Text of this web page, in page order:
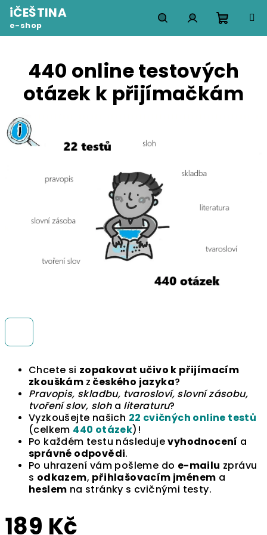
Přejít
na
obsah
iČEŠTINA
e-shop
HledatPřihlášení
košík
Chcete si zopakovat učivo k přijímacím
zkouškám z českého jazyka?
Pravopis, skladbu, tvarosloví, slovní zásobu,
tvoření slov, sloh a literaturu?
Vyzkoušejte našich 22 cvičných online testů
(celkem 440 otázek)!
Po každém testu následujevyhodnocení a
správné odpovědi.
Po uhrazení vám pošleme do e-mailu zprávu
s odkazem, přihlašovacím jménem a
heslem na stránky s cvičnými testy.
189 Kč
440 online testových
otázek k přijímačkám